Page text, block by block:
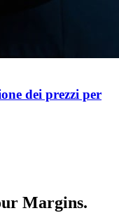
dei prezzi per
Margins.